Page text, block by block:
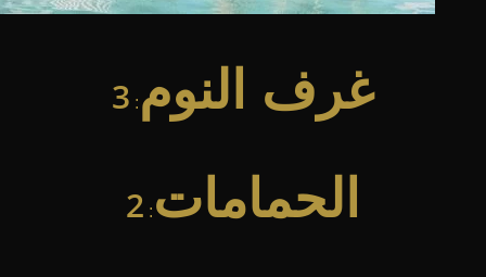
غرف النوم :
3
الحمامات :
2